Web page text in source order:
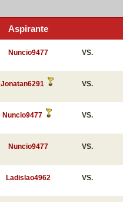
Aspirante
Nuncio9477 VS.
Jonatan6291 VS.
Nuncio9477 VS.
Nuncio9477 VS.
Ladislao4962 VS.